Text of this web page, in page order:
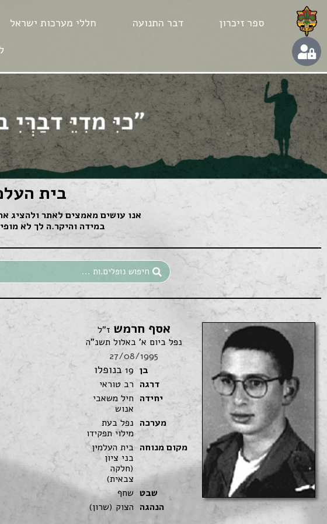
ספר זיכרון דבר התנועה חללי מערכות ישראל
בית
אנו עושים מאמצים לאתר ולהציג
במידה והיקר.ה לך לא
אסף חרמש ז"ל
נפל ביום א' באלול תשנ"ה
27/08/1995
בן 19 בנופלו
דרגה רב טוראי
יחידה חיל משאבי
אנוש
מערכה נפל בעת
מילוי תפקידו
מקום מנוחה בית העלמין
בני ציון
(חלקה
צבאית)
שבט שחף
הנהגה הצוק (שרון)